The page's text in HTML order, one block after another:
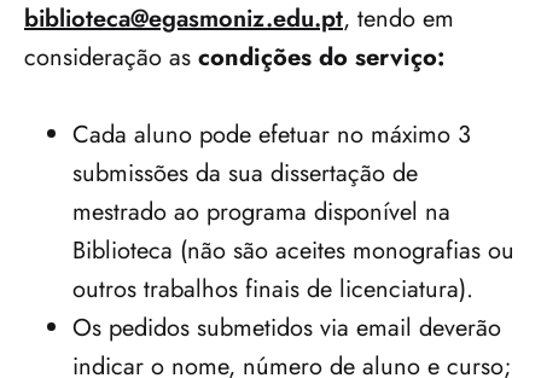
biblioteca@egasmoniz.edu.pt, tendo em
consideração as condições do serviço:
Cada aluno pode efetuar no máximo 3
submissões da sua dissertação de
mestrado ao programa disponível na
Biblioteca (não são aceites monografias ou
outros trabalhos finais de licenciatura).
Os pedidos submetidos via email deverão
indicar o nome, número de aluno e curso;